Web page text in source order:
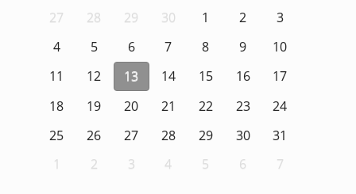
27 28 29 30 1 2
3
4
5 6 7 8 9
10
11
12 13 14 15 16
17
18
19 20 21 22 23
24
25
26 27 28 29 30
31
1
2 3 4 5 6 7